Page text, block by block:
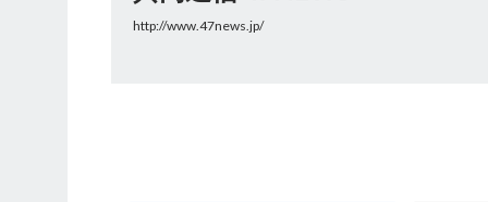
http://www.47news.jp/